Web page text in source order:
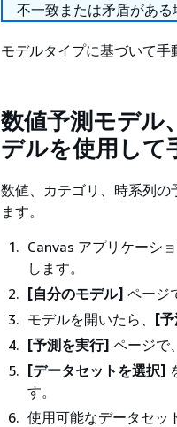
不一致または矛盾がある
モデルタイプに基づいて手
数値予測モデル
デルを使用して
数値、カテゴリ、時系列
ます。
Canvas アプリケーシ
します。
[自分のモデル] ページ
モデルを開いたら、 [
[予測を実行] ページで、
[データセットを選択]
す。
使用可能なデータセッ